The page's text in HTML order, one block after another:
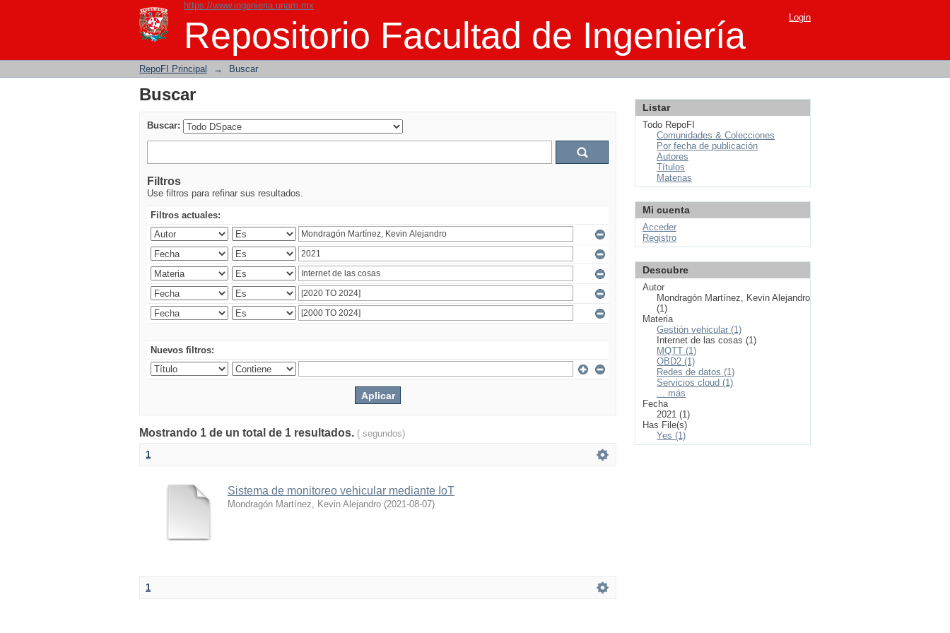
https://www.ingenieria.unam.mx
Repositorio Facultad de Ingeniería
Buscar Login
RepoFI Principal → Buscar
Buscar
Buscar:
Filtros
Use filtros para refinar sus resultados.
Filtros actuales:
Nuevos filtros:
Mostrando 1 de un total de 1 resultados. ( segundos)
1
Sistema de monitoreo vehicular mediante IoT
Mondragón Martínez, Kevin Alejandro (2021-08-07)
1
Listar
Todo RepoFI
Comunidades & Colecciones
Por fecha de publicación
Autores
Títulos
Materias
Mi cuenta
Acceder
Registro
Descubre
Autor
Mondragón Martínez, Kevin Alejandro
(1)
Materia
Gestión vehicular (1)
Internet de las cosas (1)
MQTT (1)
OBD2 (1)
Redes de datos (1)
Servicios cloud (1)
... más
Fecha
2021 (1)
Has File(s)
Yes (1)